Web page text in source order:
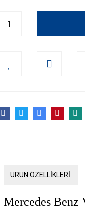
ÜRÜN ÖZELLİKLERİ
Mercedes